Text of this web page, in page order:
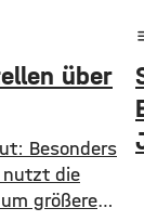
über
Besonders
nutzt die
größere